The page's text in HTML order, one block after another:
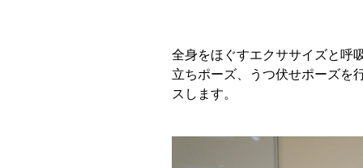
全身をほぐすエクササイズと呼
立ちポーズ、うつ伏せポーズを
スします。